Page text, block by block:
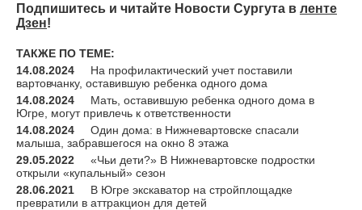
Подпишитесь и читайте Новости Сургута в ленте
Дзен!
ТАКЖЕ ПО ТЕМЕ:
14.08.2024
На профилактический учет поставили
вартовчанку, оставившую ребенка одного дома
14.08.2024
Мать, оставившую ребенка одного дома в
Югре, могут привлечь к ответственности
14.08.2024
Один дома: в Нижневартовске спасали
малыша, забравшегося на окно 8 этажа
29.05.2022
«Чьи дети?» В Нижневартовске подростки
открыли «купальный» сезон
28.06.2021
В Югре экскаватор на стройплощадке
превратили в аттракцион для детей